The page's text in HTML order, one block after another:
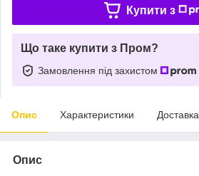
Купити з
Що таке купити з Пром?
Замовлення під захистом
Опис Характеристики Доставка
Опис